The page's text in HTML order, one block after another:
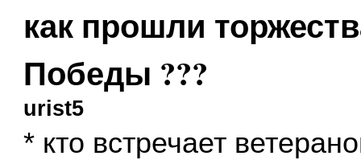
как прошли
Победы ???
urist5
* кто встречает